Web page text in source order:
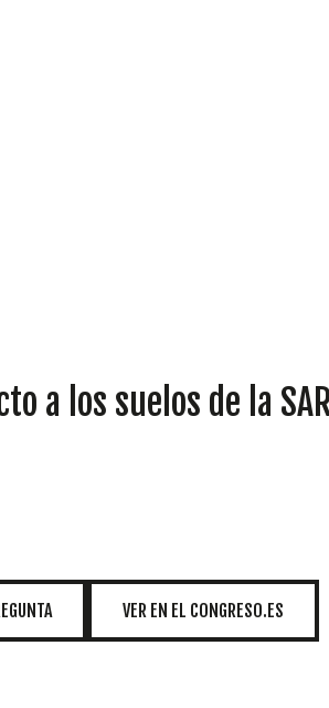
GRUPOS
TEMÁTICAS
a los suelos de la
VER EN EL CONGRESO.ES